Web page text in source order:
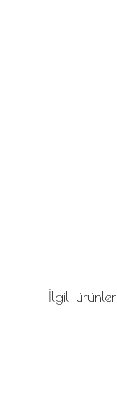
İlgili ürünler